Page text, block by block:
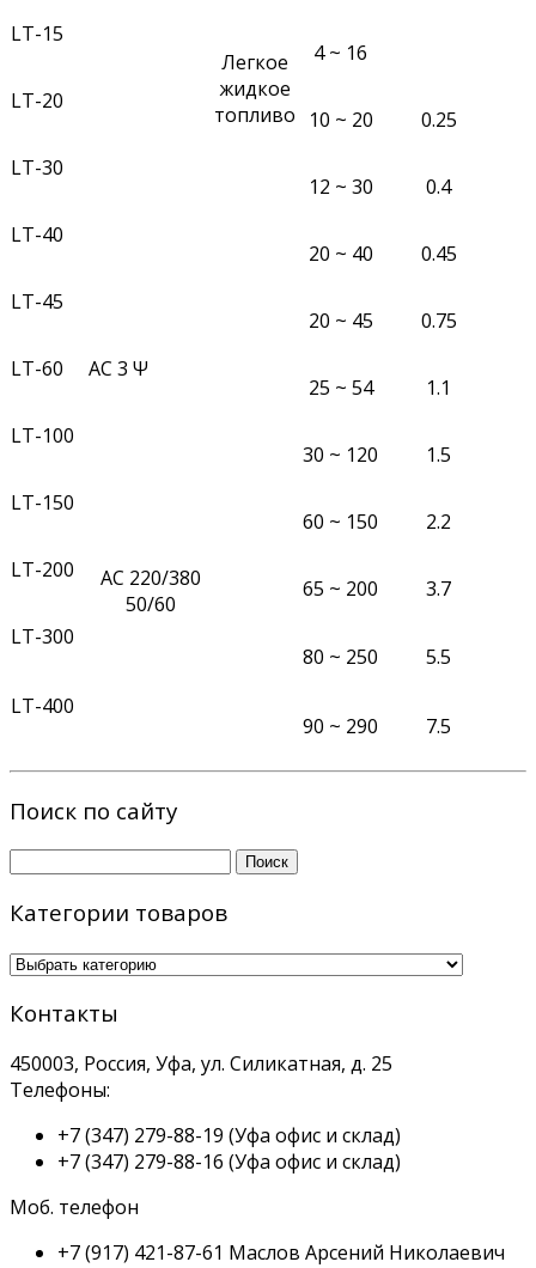
Легкое
жидкое
топливо
LT-15
4 ~ 16
LT-20
10 ~ 20
0.25
LT-30
12 ~ 30
0.4
LT-40
20 ~ 40
0.45
LT-45
20 ~ 45
0.75
LT-60
АС 3 Ψ
25 ~ 54
1.1
LT-100
АС 220/380
50/60
30 ~ 120
1.5
LT-150
60 ~ 150
2.2
LT-200
65 ~ 200
3.7
LT-300
80 ~ 250
5.5
LT-400
90 ~ 290 7.5
Поиск по сайту
Найти:
Категории товаров
Контакты
450003, Россия, Уфа, ул. Силикатная, д. 25
Телефоны:
+7 (347) 279-88-19 (Уфа офис и склад)
+7 (347) 279-88-16 (Уфа офис и склад)
Моб. телефон
+7 (917) 421-87-61 Маслов Арсений Николаевич